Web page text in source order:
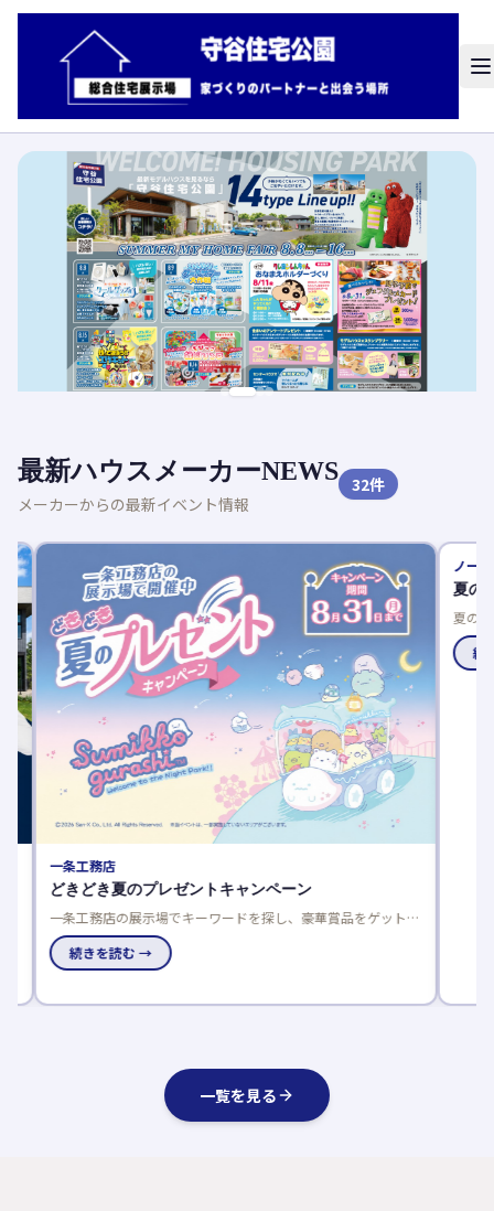
最新ハウスメーカーNEWS
メーカーからの最新イベント情報
32件
一条工務店
どきどき夏のプレゼントキャンペーン
一条工務店の展示場でキーワードを探し、豪華賞品をゲットし
よう！応募は一人一回限り、当選発表は特設サイトと賞品お届
けで。続きを読む →
一覧を見る